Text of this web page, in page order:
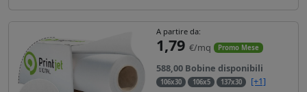
A partire da:
1,79 €/mq Promo Mese
588,00 Bobine disponibili
106x30 106x5 137x30
[+1]